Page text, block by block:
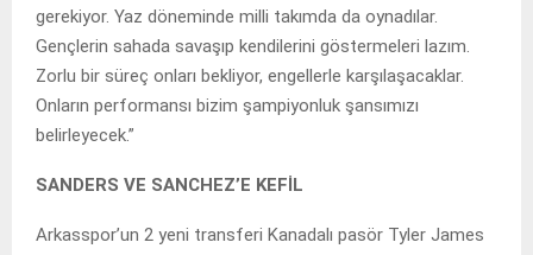
gerekiyor. Yaz döneminde milli takımda da oynadılar.
Gençlerin sahada savaşıp kendilerini göstermeleri lazım.
Zorlu bir süreç onları bekliyor, engellerle karşılaşacaklar.
Onların performansı bizim şampiyonluk şansımızı
belirleyecek.”
SANDERS VE SANCHEZ’E KEFİL
Arkasspor’un 2 yeni transferi Kanadalı pasör Tyler James